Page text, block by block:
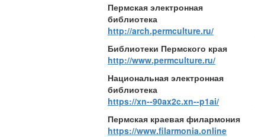
Пермская электронная
библиотека
http://arch.permculture.ru/
Библиотеки Пермского края
http://www.permculture.ru/
Национальная электронная
библиотека
https://xn--90ax2c.xn--p1ai/
Пермская краевая филармония
https://www.filarmonia.online